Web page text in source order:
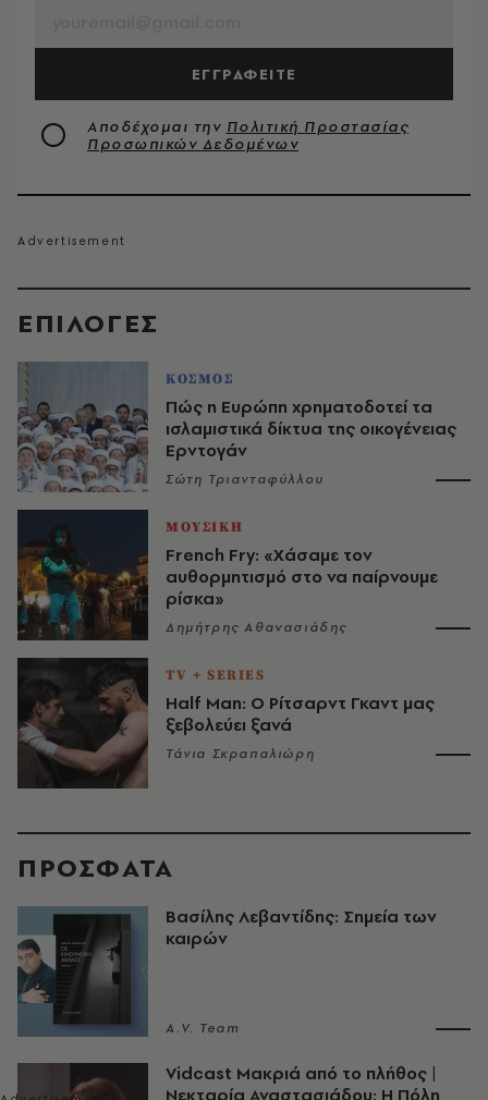
EΠΙΛΟΓΈΣ
ΚΟΣΜΟΣ
Πώς η Ευρώπη χρηματοδοτεί τα
ισλαμιστικά δίκτυα της οικογένειας
Ερντογάν
Σώτη Τριανταφύλλου
ΜΟΥΣΙΚΗ
French Fry: «Χάσαμε τον
αυθορμητισμό στο να παίρνουμε
ρίσκα»
Δημήτρης Αθανασιάδης
TV + SERIES
Half Man: Ο Ρίτσαρντ Γκαντ μας
ξεβολεύει ξανά
Τάνια Σκραπαλιώρη
ΕΓΓΡΑΦΕΙΤΕ
Αποδέχομαι την Πολιτική Προστασίας
Προσωπικών Δεδομένων
ΠΡΟΣΦΑΤΑ
Βασίλης Λεβαντίδης: Σημεία των
καιρών
A.V. Team
Vidcast Μακριά από το πλήθος |
Νεκταρία Αναστασιάδου: Η Πόλη